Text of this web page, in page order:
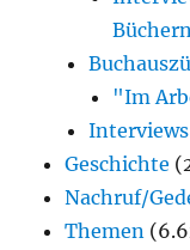
Büchern
"Im
Interviews
Geschichte
Nachruf/
Themen